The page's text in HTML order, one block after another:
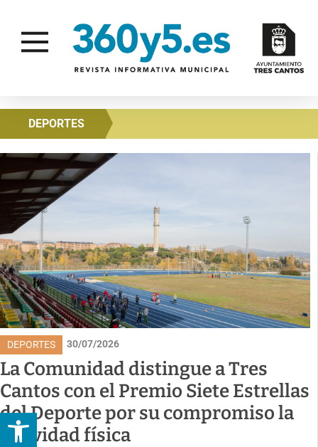
Abrir barra de herramientas
DEPORTES
DEPORTES 30/07/2026
La Comunidad distingue a Tres
Cantos con el Premio Siete Estrellas
del Deporte por su compromiso la
actividad física